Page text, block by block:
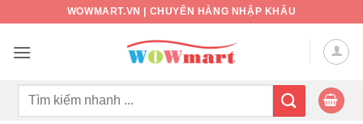
nội
WOWMART.VN | CHUYÊN HÀNG NHẬP KHẨU
Tìm